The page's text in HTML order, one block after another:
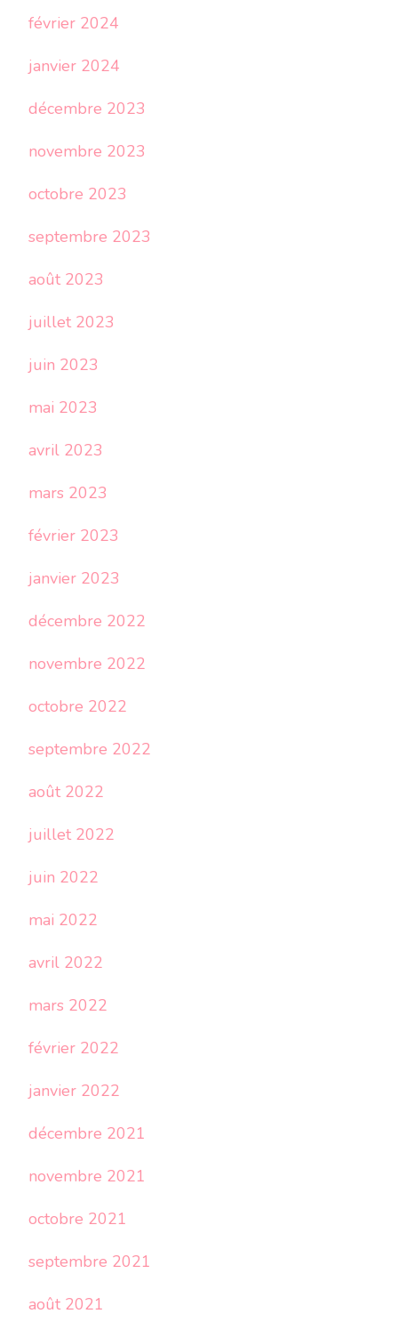
février 2024
janvier 2024
décembre 2023
novembre 2023
octobre 2023
septembre 2023
août 2023
juillet 2023
juin 2023
mai 2023
avril 2023
mars 2023
février 2023
janvier 2023
décembre 2022
novembre 2022
octobre 2022
septembre 2022
août 2022
juillet 2022
juin 2022
mai 2022
avril 2022
mars 2022
février 2022
janvier 2022
décembre 2021
novembre 2021
octobre 2021
septembre 2021
août 2021